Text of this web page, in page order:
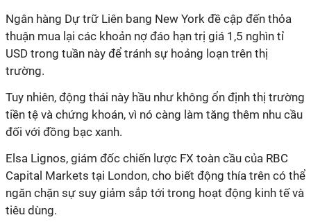
Ngân hàng Dự trữ Liên bang New York đề cập đến thỏa
thuận mua lại các khoản nợ đáo hạn trị giá 1,5 nghìn tỉ
USD trong tuần này để tránh sự hoảng loạn trên thị
trường.
Tuy nhiên, động thái này hầu như không ổn định thị trường
tiền tệ và chứng khoán, vì nó càng làm tăng thêm nhu cầu
đối với đồng bạc xanh.
Elsa Lignos, giám đốc chiến lược FX toàn cầu của RBC
Capital Markets tại London, cho biết động thía trên có thể
ngăn chặn sự suy giảm sắp tới trong hoạt động kinh tế và
tiêu dùng.